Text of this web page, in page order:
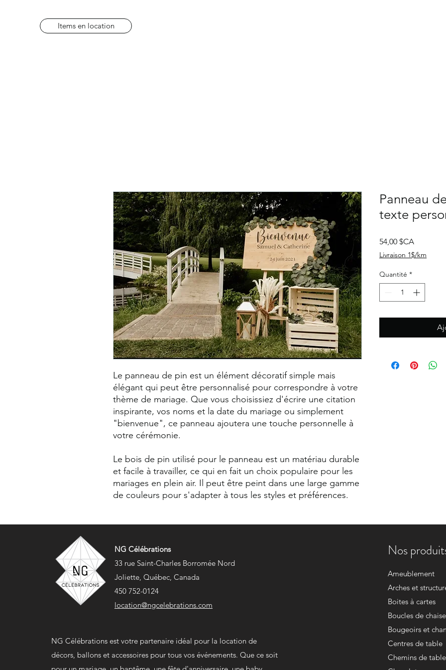
Items en location
Le panneau de pin est un élément décoratif simple mais
élégant qui peut être personnalisé pour correspondre à votre
thème de mariage. Que vous choisissiez d'écrire une citation
inspirante, vos noms et la date du mariage ou simplement
"bienvenue", ce panneau ajoutera une touche personnelle à
votre cérémonie.
Le bois de pin utilisé pour le panneau est un matériau durable
et facile à travailler, ce qui en fait un choix populaire pour les
mariages en plein air. Il peut être peint dans une large gamme
de couleurs pour s'adapter à tous les styles et préférences.
Panneau
texte
54,00 $CA
Livraison 1$/km
Quantité *
NG Célébrations
33 rue Saint-Charles Borromée Nord
Joliette, Québec, Canada
450 752-0124
location@ngcelebrations.com
NG Célébrations est votre partenaire idéal pour la location de
décors, ballons et accessoires pour tous vos événements. Que ce soit
Nos
Ameublement
Arches et
Boites à cartes
Boucles de chaise
Bougeoirs et
Centres de table
Chemins de table